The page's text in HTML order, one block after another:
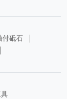
付砥石